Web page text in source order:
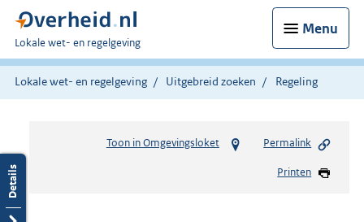
Menu
U
bent
hier:
Lokale wet- en regelgeving
Lokale wet- en regelgeving Uitgebreid zoeken Regeling
Toon in Omgevingsloket Permalink
Printen